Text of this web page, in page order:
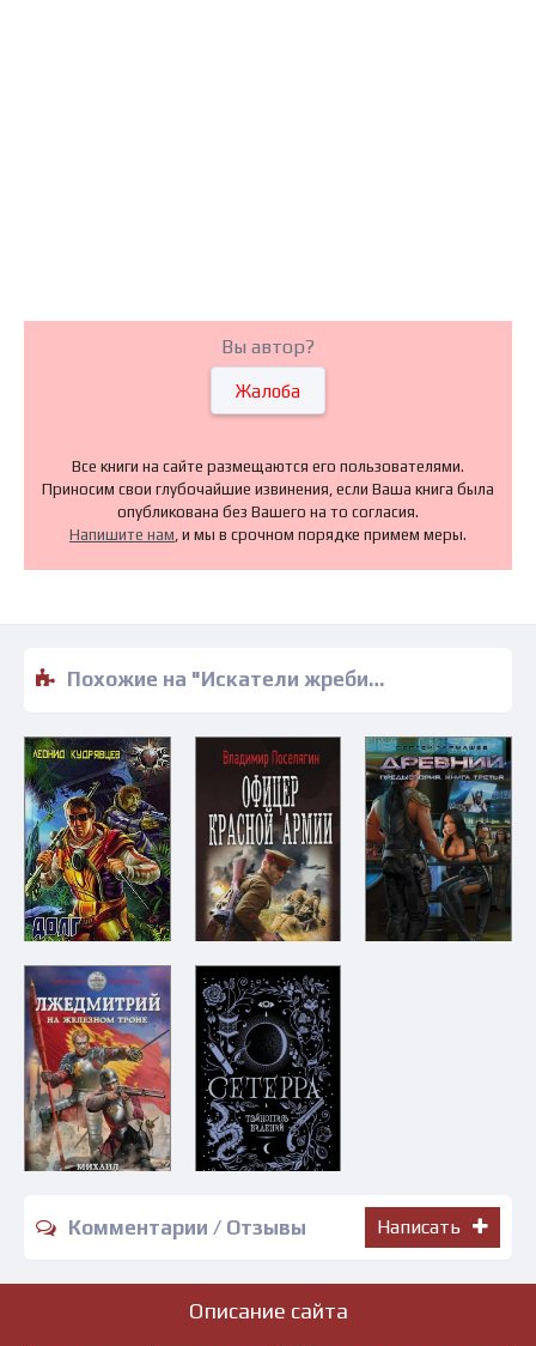
Вы автор?
Жалоба
Все книги на сайте размещаются его пользователями.
Приносим свои глубочайшие извинения, если Ваша книга была
опубликована без Вашего на то согласия.
Напишите нам , и мы в срочном порядке примем меры.
Похожие на "Искатели жребия - Николай Романецкий" книги читать бесплатно полные версии
Комментарии / Отзывы Написать
Описание сайта